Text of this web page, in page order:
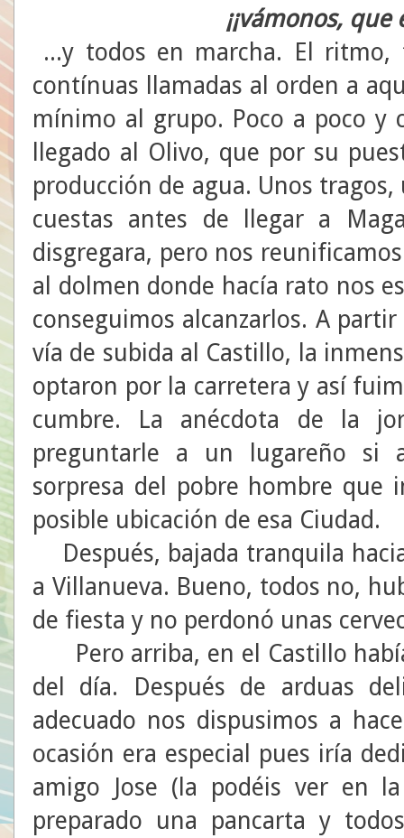
¡¡vámonos,
...y todos en marcha. El
contínuas llamadas al orden a
mínimo al grupo. Poco a poco y
llegado al Olivo, que por su
producción de agua. Unos
cuestas antes de llegar a
disgregara, pero nos
al dolmen donde hacía rato nos
conseguimos alcanzarlos. A
vía de subida al Castillo, la
optaron por la carretera y así
cumbre. La anécdota de la
preguntarle a un lugareño si
sorpresa del pobre hombre que
posible ubicación de esa Ciudad.
Después, bajada tranquila
a Villanueva. Bueno, todos no,
de fiesta y no perdonó unas
Pero arriba, en el Castillo
del día. Después de arduas
adecuado nos dispusimos a
ocasión era especial pues iría
amigo Jose (la podéis ver en
preparado una pancarta y